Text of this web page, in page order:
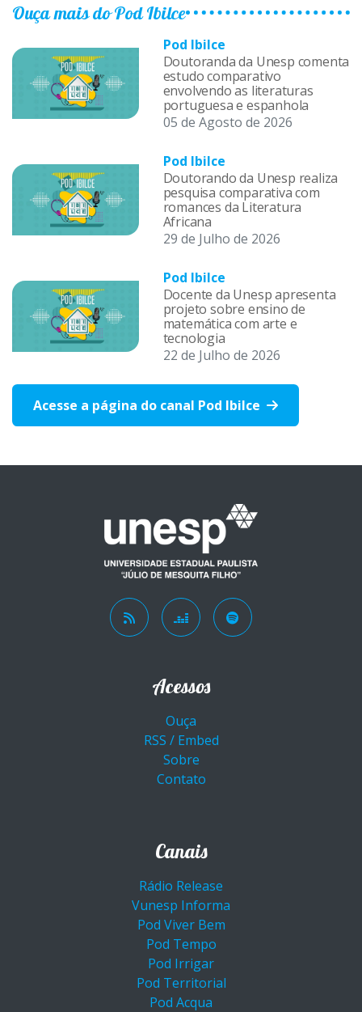
Ouça mais do Pod Ibilce
Pod Ibilce
Doutoranda da Unesp comenta
estudo comparativo
envolvendo as literaturas
portuguesa e espanhola
05 de Agosto de 2026
Pod Ibilce
Doutorando da Unesp realiza
pesquisa comparativa com
romances da Literatura
Africana
29 de Julho de 2026
Pod Ibilce
Docente da Unesp apresenta
projeto sobre ensino de
matemática com arte e
tecnologia
22 de Julho de 2026
Acesse a página do canal Pod Ibilce
Acessos
Ouça
RSS / Embed
Sobre
Contato
Canais
Rádio Release
Vunesp Informa
Pod Viver Bem
Pod Tempo
Pod Irrigar
Pod Territorial
Pod Acqua